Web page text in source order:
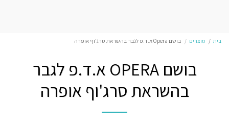
בית מוצרים בושם Opera א.ד.פ לגבר בהשראת סרג'וף אופרה
בושם OPERA א.ד.פ לגבר
בהשראת סרג'וף אופרה